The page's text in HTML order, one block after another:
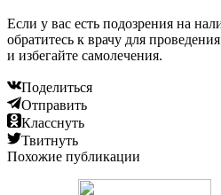
Если у вас есть подозрения на
обратитесь к врачу для
и избегайте самолечения.
Поделиться
Отправить
Класснуть
Твитнуть
Похожие публикации